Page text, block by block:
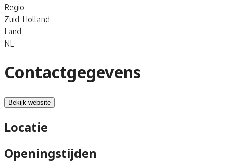
Regio
Zuid-Holland
Land
NL
Contactgegevens
Bekijk website
Locatie
Openingstijden